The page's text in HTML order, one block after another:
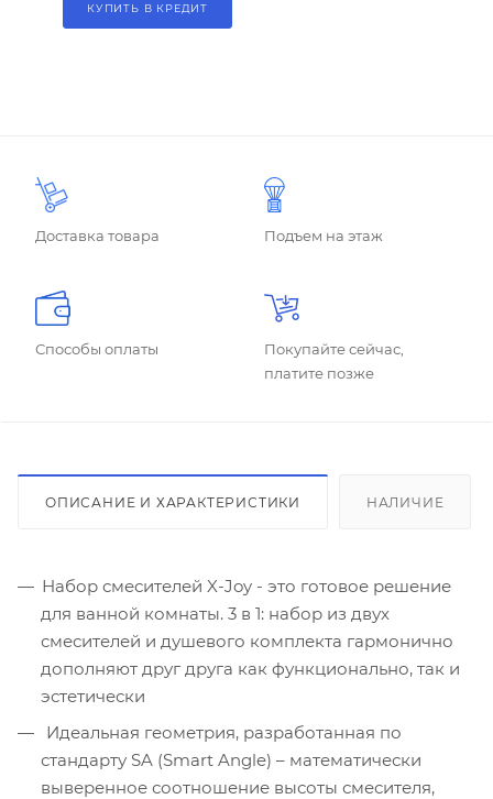
КУПИТЬ В КРЕДИТ
Доставка товара Подъем на этаж
Способы оплаты
Покупайте сейчас,
платите позже
ОПИСАНИЕ И ХАРАКТЕРИСТИКИ НАЛИЧИЕ
Набор смесителей X-Joy - это готовое решение
для ванной комнаты. 3 в 1: набор из двух
смесителей и душевого комплекта гармонично
дополняют друг друга как функционально, так и
эстетически
Идеальная геометрия, разработанная по
стандарту SA (Smart Angle) – математически
выверенное соотношение высоты смесителя,